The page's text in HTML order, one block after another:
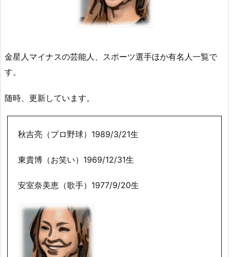
金星人マイナスの芸能人、スポーツ選手ほか有名人一覧で
す。
随時、更新しています。
秋吉亮（プロ野球）1989/3/21生
東貴博（お笑い）1969/12/31生
安室奈美恵（歌手）1977/9/20生